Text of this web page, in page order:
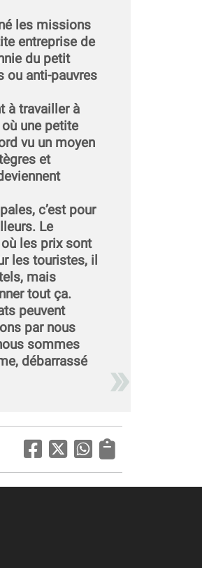
les missions
entreprise de
du petit
ou anti-pauvres
à travailler à
une petite
vu un moyen
et
c’est pour
Le
les prix sont
les touristes, il
mais
tout ça.
peuvent
par nous
sommes
débarrassé